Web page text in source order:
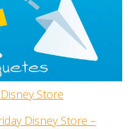
Store
Disney Store –